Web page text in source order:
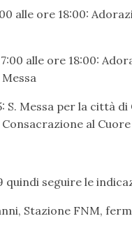
alle ore 18:00:
alle ore 18:00:
S. Messa per la città
al
quindi seguire le
Stazione FNM,